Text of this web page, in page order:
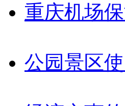
重庆机场
公园景区